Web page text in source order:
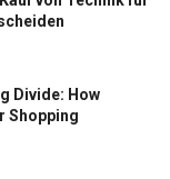
Divide: How
Shopping